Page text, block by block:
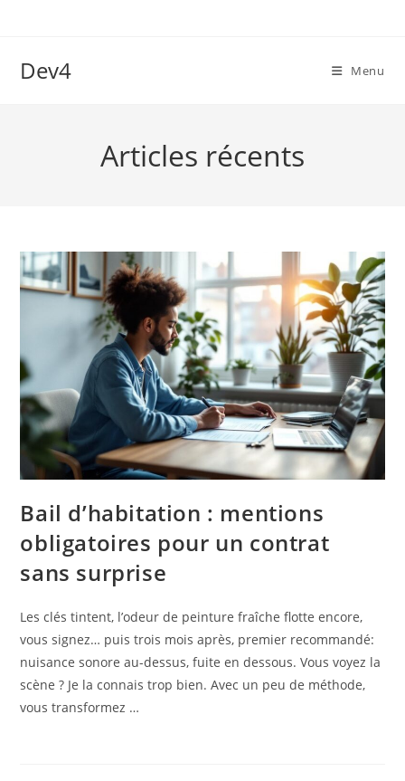
Dev4 Menu
Articles récents
Bail d’habitation : mentions
obligatoires pour un contrat
sans surprise
Les clés tintent, l’odeur de peinture fraîche flotte encore,
vous signez… puis trois mois après, premier recommandé:
nuisance sonore au-dessus, fuite en dessous. Vous voyez la
scène ? Je la connais trop bien. Avec un peu de méthode,
vous transformez …